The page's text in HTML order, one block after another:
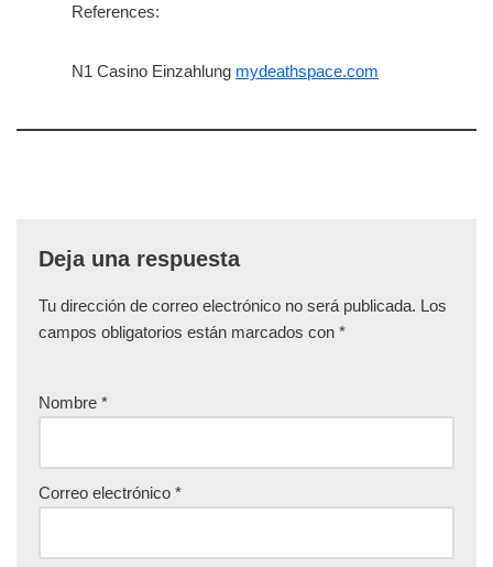
References:
N1 Casino Einzahlung mydeathspace.com
Deja una respuesta
Tu dirección de correo electrónico no será publicada. Los
campos obligatorios están marcados con *
Nombre *
Correo electrónico *